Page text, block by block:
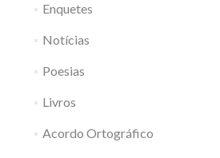
Enquetes
Notícias
Poesias
Livros
Acordo Ortográfico